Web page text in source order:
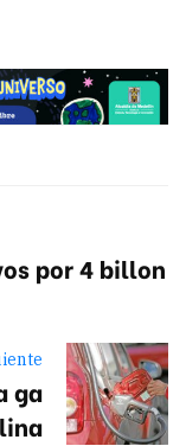
por 4 billon
ga